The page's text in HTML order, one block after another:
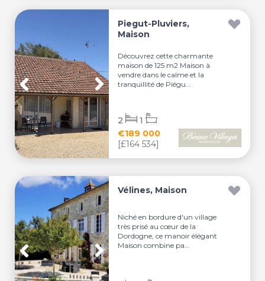
Piegut-Pluviers,
Maison
Découvrez cette charmante
maison de 125 m2 Maison à
vendre dans le calme et la
tranquillité de Piégu...
€189 000
[£164 534]
2 1
Vélines, Maison
Niché en bordure d'un village
très prisé au cœur de la
Dordogne, ce manoir élégant
Maison combine pa...